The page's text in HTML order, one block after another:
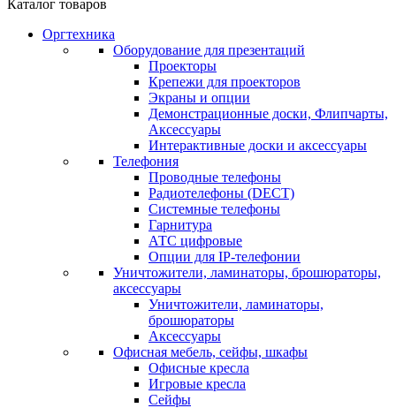
Каталог товаров
Оргтехника
Оборудование для презентаций
Проекторы
Крепежи для проекторов
Экраны и опции
Демонстрационные доски, Флипчарты,
Аксессуары
Интерактивные доски и аксессуары
Телефония
Проводные телефоны
Радиотелефоны (DECT)
Системные телефоны
Гарнитура
АТС цифровые
Опции для IP-телефонии
Уничтожители, ламинаторы, брошюраторы,
аксессуары
Уничтожители, ламинаторы,
брошюраторы
Аксессуары
Офисная мебель, сейфы, шкафы
Офисные кресла
Игровые кресла
Сейфы